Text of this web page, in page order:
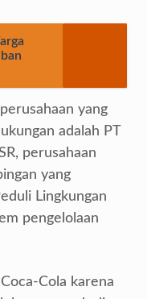
yang
adalah PT
perusahaan
yang
Lingkungan
pengelolaan
Cola karena